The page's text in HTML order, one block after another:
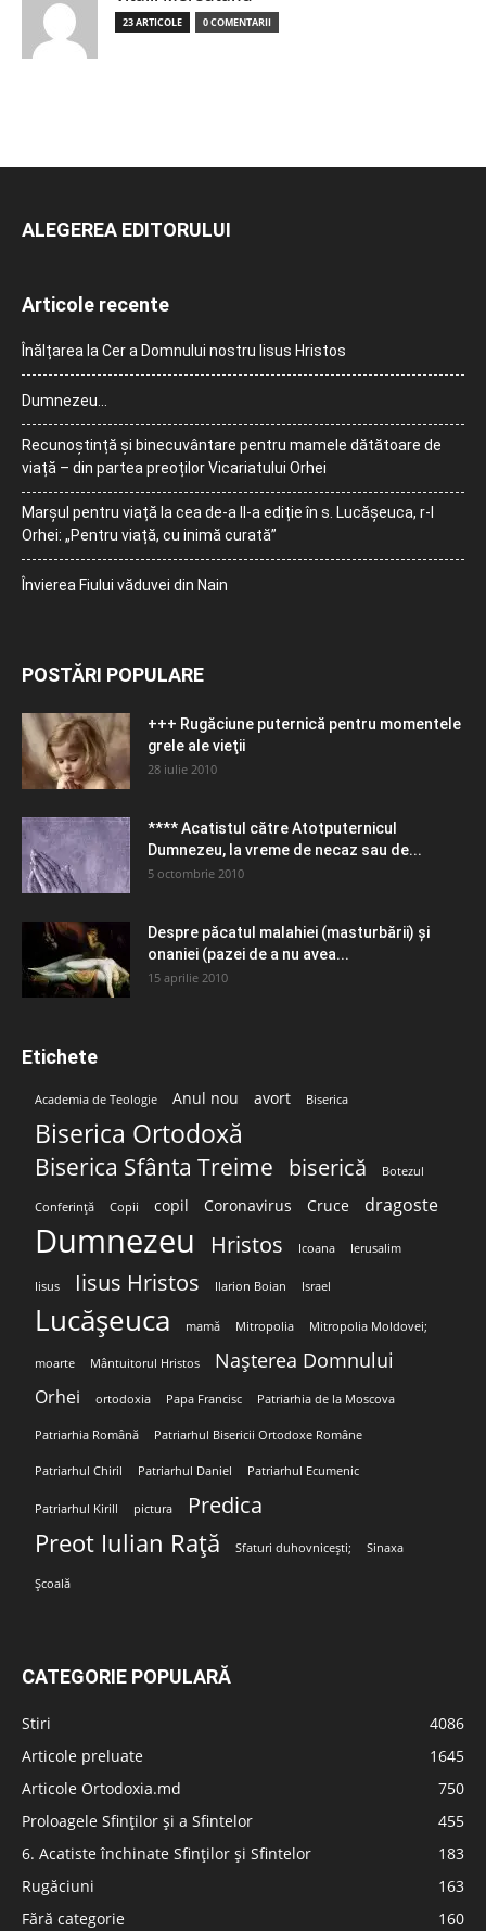
23 ARTICOLE 0 COMENTARII
ALEGEREA EDITORULUI
Articole recente
Înălțarea la Cer a Domnului nostru Iisus Hristos
Dumnezeu…
Recunoștință și binecuvântare pentru mamele dătătoare de
viață – din partea preoților Vicariatului Orhei
Marșul pentru viață la cea de-a II-a ediție în s. Lucășeuca, r-l
Orhei: „Pentru viață, cu inimă curată”
Învierea Fiului văduvei din Nain
POSTĂRI POPULARE
+++ Rugăciune puternică pentru momentele
grele ale vieţii
28 iulie 2010
**** Acatistul către Atotputernicul
Dumnezeu, la vreme de necaz sau de...
5 octombrie 2010
Despre păcatul malahiei (masturbării) şi
onaniei (pazei de a nu avea...
15 aprilie 2010
Etichete
Academia de Teologie Anul nou avort Biserica
Biserica Ortodoxă
Biserica Sfânta Treime biserică Botezul
Conferință Copii copil Coronavirus Cruce dragoste
Dumnezeu Hristos Icoana Ierusalim
Iisus Iisus Hristos Ilarion Boian Israel
Lucășeuca mamă Mitropolia Mitropolia Moldovei;
moarte Mântuitorul Hristos Nașterea Domnului
Orhei ortodoxia Papa Francisc Patriarhia de la Moscova
Patriarhia Română Patriarhul Bisericii Ortodoxe Române
Patriarhul Chiril Patriarhul Daniel Patriarhul Ecumenic
Patriarhul Kirill pictura Predica
Preot Iulian Rață Sfaturi duhovnicești; Sinaxa
Școală
CATEGORIE POPULARĂ
Stiri
4086
Articole preluate
1645
Articole Ortodoxia.md
750
Proloagele Sfinților și a Sfintelor
455
6. Acatiste închinate Sfinților și Sfintelor
183
Rugăciuni
163
Fără categorie
160